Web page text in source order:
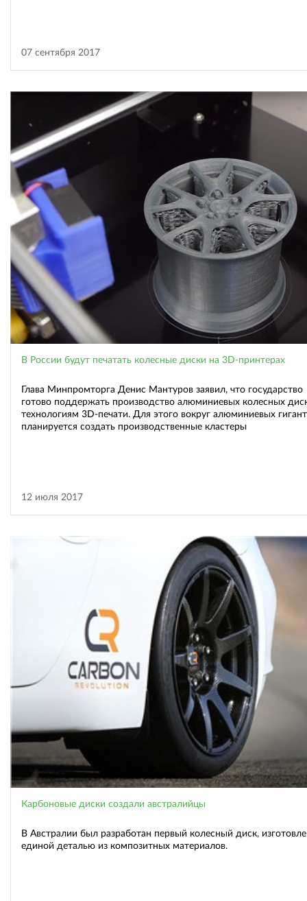
07 сентября 2017
В России будут печатать колесные диски на 3D-принтерах
Глава Минпромторга Денис Мантуров заявил, что государство
готово поддержать производство алюминиевых колесных
технологиям 3D-печати. Для этого вокруг алюминиевых
планируется создать производственные кластеры
12 июля 2017
Карбоновые диски создали австралийцы
В Австралии был разработан первый колесный диск,
единой деталью из композитных материалов.